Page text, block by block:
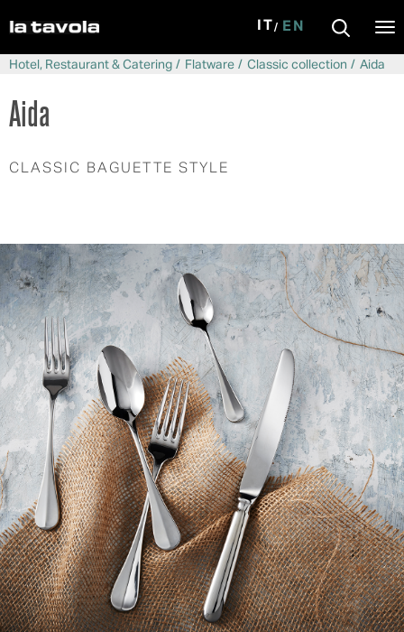
Skip to main content
IT EN
Hotel, Restaurant & Catering Flatware Classic collection Aida
Aida
CLASSIC BAGUETTE STYLE